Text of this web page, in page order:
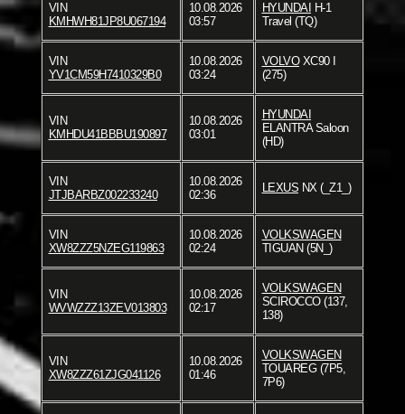
VIN
KMHWH81JP8U067194
10.08.2026
03:57
HYUNDAI H-1
Travel (TQ)
VIN
YV1CM59H7410329B0
10.08.2026
03:24
VOLVOXC90 I
(275)
VIN
KMHDU41BBBU190897
10.08.2026
03:01
HYUNDAI
ELANTRA Saloon
(HD)
VIN
JTJBARBZ002233240
10.08.2026
02:36
LEXUS NX (_Z1_)
VIN
XW8ZZZ5NZEG119863
10.08.2026
02:24
VOLKSWAGEN
TIGUAN (5N_)
VIN
WVWZZZ13ZEV013803
10.08.2026
02:17
VOLKSWAGEN
SCIROCCO (137,
138)
VIN
XW8ZZZ61ZJG041126
10.08.2026
01:46
VOLKSWAGEN
TOUAREG (7P5,
7P6)